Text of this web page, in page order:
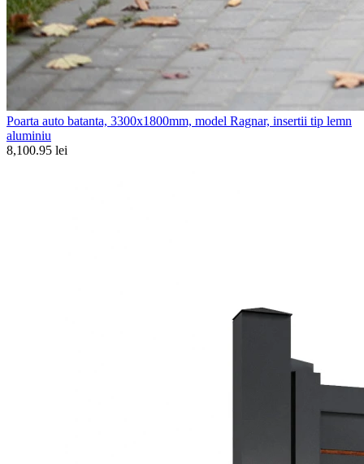
Poarta auto batanta, 3300x1800mm, model Ragnar, insertii tip lemn
aluminiu
8,100.95 lei